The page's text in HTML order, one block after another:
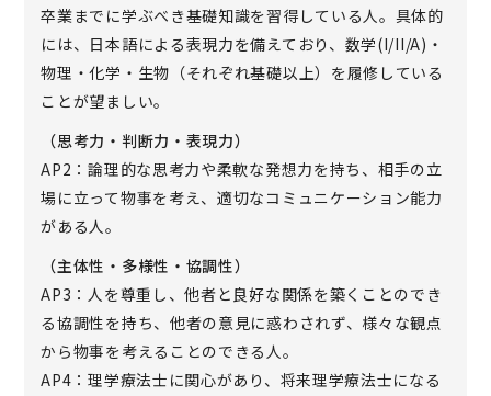
卒業までに学ぶべき基礎知識を習得している人。具体的
には、日本語による表現力を備えており、数学(I/II/A)・
物理・化学・生物（それぞれ基礎以上）を履修している
ことが望ましい。
（思考力・判断力・表現力）
AP2：論理的な思考力や柔軟な発想力を持ち、相手の立
場に立って物事を考え、適切なコミュニケーション能力
がある人。
（主体性・多様性・協調性）
AP3：人を尊重し、他者と良好な関係を築くことのでき
る協調性を持ち、他者の意見に惑わされず、様々な観点
から物事を考えることのできる人。
AP4：理学療法士に関心があり、将来理学療法士になる